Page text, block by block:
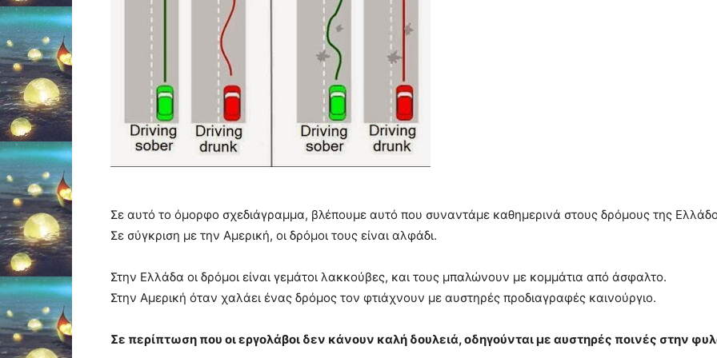
Σε αυτό το όμορφο σχεδιάγραμμα, βλέπουμε αυτό που συναντάμε καθημερινά στους δρόμους της
Σε σύγκριση με την Αμερική, οι δρόμοι τους είναι αλφάδι.
Στην Ελλάδα οι δρόμοι είναι γεμάτοι λακκούβες, και τους μπαλώνουν με κομμάτια από άσφαλτο.
Στην Αμερική όταν χαλάει ένας δρόμος τον φτιάχνουν με αυστηρές προδιαγραφές καινούργιο.
Σε περίπτωση που οι εργολάβοι δεν κάνουν καλή δουλειά, οδηγούνται με αυστηρές ποινές στην